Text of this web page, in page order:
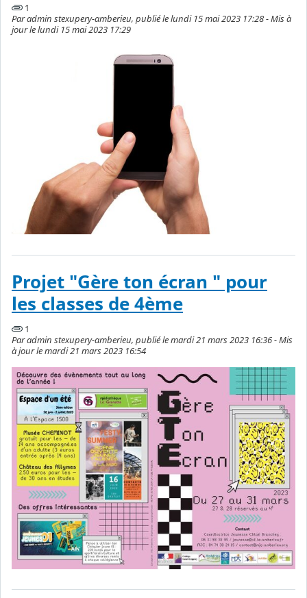
1
Par admin stexupery-amberieu, publié le lundi 15 mai 2023 17:28 - Mis à
jour le lundi 15 mai 2023 17:29
Projet "Gère ton écran " pour
les classes de 4ème
1
Par admin stexupery-amberieu, publié le mardi 21 mars 2023 16:36 - Mis
à jour le mardi 21 mars 2023 16:54